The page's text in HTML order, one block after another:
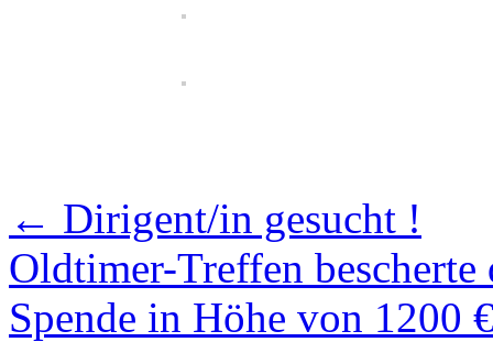
← Dirigent/in gesucht !
Oldtimer-Treffen
Spende in Höhe von 1200